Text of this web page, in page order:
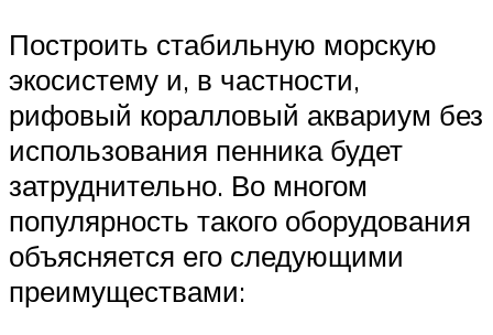
Построить стабильную морскую
экосистему и, в частности,
рифовый коралловый аквариум без
использования пенника будет
затруднительно. Во многом
популярность такого оборудования
объясняется его следующими
преимуществами: